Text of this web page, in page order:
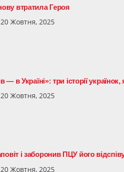
втратила Героя
Жовтня, 2025
— в Україні»: три історії
Жовтня, 2025
і заборонив ПЦУ його
Жовтня, 2025